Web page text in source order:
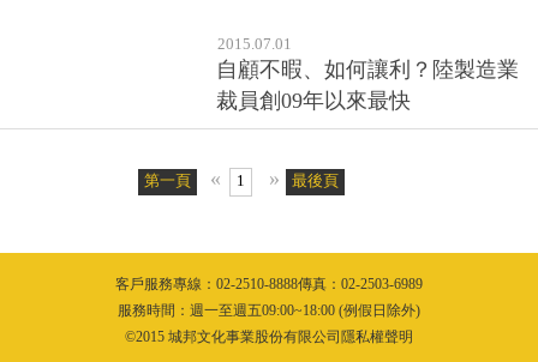
2015.07.01
自顧不暇、如何讓利？陸製造業
裁員創09年以來最快
第一頁 « 1 » 最後頁
客戶服務專線：02-2510-8888傳真：02-2503-6989
服務時間：週一至週五09:00~18:00 (例假日除外)
©2015 城邦文化事業股份有限公司隱私權聲明